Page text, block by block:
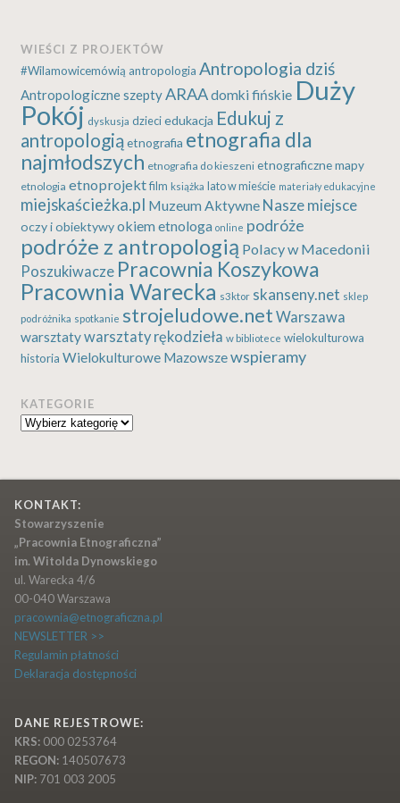
WIEŚCI Z PROJEKTÓW
#Wilamowicemówią antropologia Antropologia dziś
Antropologiczne szeptyARAAdomki fińskie Duży
Pokój dyskusja dzieci edukacja Edukuj z
antropologiąetnografia etnografia dla
najmłodszych etnografia do kieszeni etnograficzne mapy
etnologia etnoprojekt film książka lato w mieście materiały edukacyjne
miejskaścieżka.pl Muzeum Aktywne Nasze miejsce
oczy i obiektywyokiem etnologa online podróże
podróże z antropologią Polacy w Macedonii
Poszukiwacze Pracownia Koszykowa
Pracownia Warecka s3ktor skanseny.net sklep
podróżnika spotkanie strojeludowe.net Warszawa
warsztatywarsztaty rękodzieła w bibliotece wielokulturowa
historia Wielokulturowe Mazowszewspieramy
KATEGORIE
Kategorie
KONTAKT:
Stowarzyszenie
„Pracownia Etnograficzna”
im. Witolda Dynowskiego
ul. Warecka 4/6
00-040 Warszawa
pracownia@etnograficzna.pl
NEWSLETTER >>
Regulamin płatności
Deklaracja dostępności
DANE REJESTROWE:
KRS:000 0253764
REGON:140507673
NIP:701 003 2005